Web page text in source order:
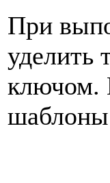
При
уделить
ключом.
шаблоны